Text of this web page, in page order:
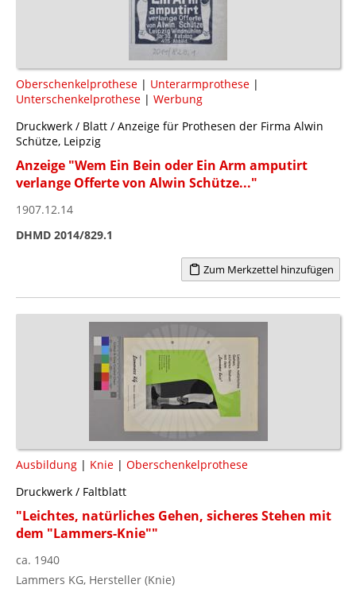
Oberschenkelprothese | Unterarmprothese |
Unterschenkelprothese | Werbung
Druckwerk / Blatt / Anzeige für Prothesen der Firma Alwin
Schütze, Leipzig
Anzeige "Wem Ein Bein oder Ein Arm amputirt
verlange Offerte von Alwin Schütze..."
1907.12.14
DHMD 2014/829.1
Zum Merkzettel hinzufügen
Ausbildung | Knie | Oberschenkelprothese
Druckwerk / Faltblatt
"Leichtes, natürliches Gehen, sicheres Stehen mit
dem "Lammers-Knie""
ca. 1940
Lammers KG, Hersteller (Knie)